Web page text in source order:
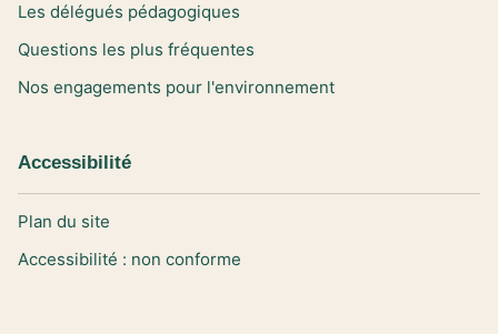
Les délégués pédagogiques
Questions les plus fréquentes
Nos engagements pour l'environnement
Accessibilité
Plan du site
Accessibilité : non conforme